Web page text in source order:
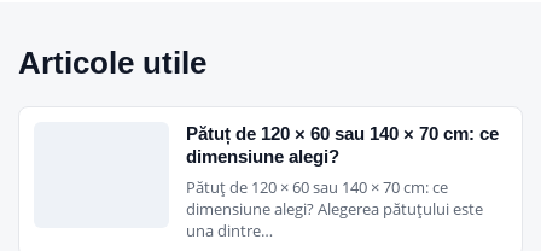
de produse sigure atat pentru copii, cat si pentru parinti. BabyGo se
Articole utile
Pătuț de 120 × 60 sau 140 × 70 cm: ce
dimensiune alegi?
Pătuț de 120 × 60 sau 140 × 70 cm: ce
dimensiune alegi? Alegerea pătuțului este
una dintre…